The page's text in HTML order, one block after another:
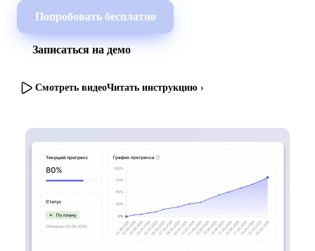
Попробовать бесплатно
Записаться на демо
Смотреть видеоЧитать инструкцию ›